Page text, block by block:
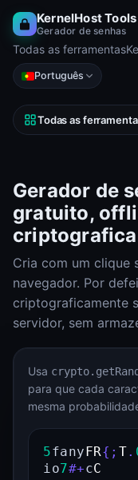
KernelHost Tools
Gerador de senhas
Todas as ferramentas
Português
Todas as
Gerador de
gratuito,
Cria com um clique
navegador. Por
criptograficamente
servidor, sem
Usa
para que cada
mesma
5fanyFR{ ; T.
io7#+cC